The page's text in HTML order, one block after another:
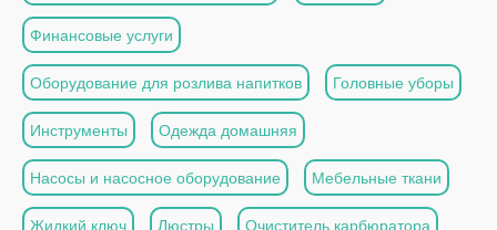
Финансовые услуги
Оборудование для розлива напитков Головные уборы
Инструменты Одежда домашняя
Насосы и насосное оборудование Мебельные ткани
Жидкий ключ Люстры Очиститель карбюратора